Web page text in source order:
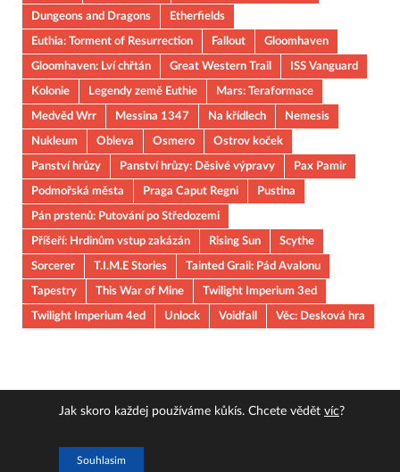
Dungeons and Dragons
Etherfields
Euthia: Torment of Resurrection
Fallout
Gloomhaven
Gloomhaven: Lví chřtán
Great Western Trail
ISS Vanguard
Kolonie
Legendy země Euthie
Mars: Teraformace
Medvěd Wrr
Messina 1347 Na křídlech
Nemesis
Nukleum
Obleva Osmero
Ostrov koček
Panství hrůzy
Panství hrůzy: Děsivé výpravy
Pax Pamir
Podmořská města
Praga Caput Regni
Pustina
Pán prstenů: Putování po Středozemi
Příšeří: Hrdinům vstup zakázán
Rising Sun
Scythe
Sorcerer
T.I.M.E Stories
Tainted Grail: Pád Avalonu
Tapestry
This War of Mine
Twilight Imperium 3ed
Twilight Imperium 4ed
Unlock Voidfall Věc: Desková hra
Powered byWordPress
Jak skoro každej používáme kůkís. Chcete vědět víc?
Souhlasim